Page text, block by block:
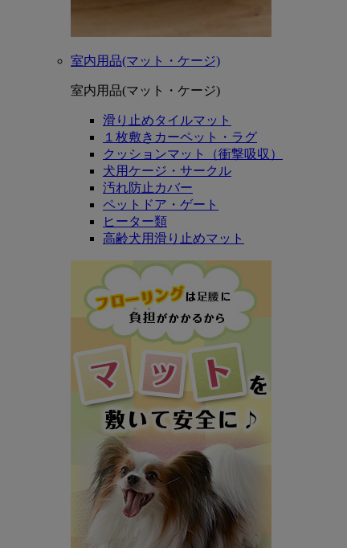
室内用品(マット・ケージ)
室内用品(マット・ケージ)
滑り止めタイルマット
１枚敷きカーペット・ラグ
クッションマット（衝撃吸収）
犬用ケージ・サークル
汚れ防止カバー
ペットドア・ゲート
ヒーター類
高齢犬用滑り止めマット